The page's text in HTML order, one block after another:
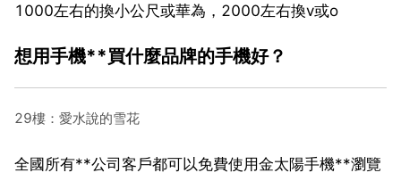
1000左右的換小公尺或華為，2000左右換v或o
想用手機**買什麼品牌的手機好？
29樓：愛水說的雪花
全國所有**公司客戶都可以免費使用金太陽手機**瀏覽